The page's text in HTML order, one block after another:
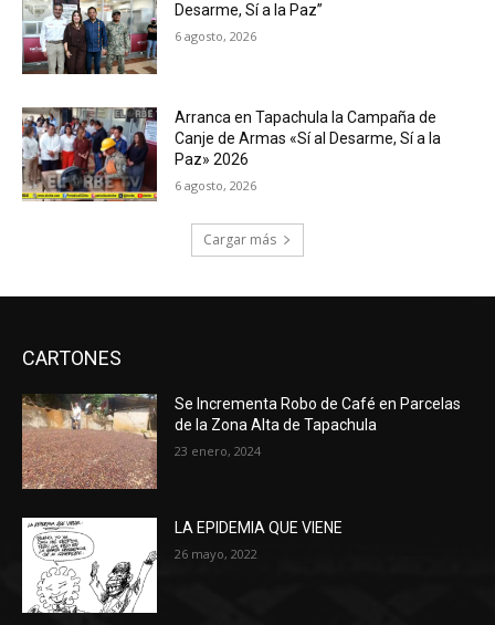
Desarme, Sí a la Paz”
6 agosto, 2026
Arranca en Tapachula la Campaña de
Canje de Armas «Sí al Desarme, Sí a la
Paz» 2026
6 agosto, 2026
Cargar más
CARTONES
Se Incrementa Robo de Café en Parcelas
de la Zona Alta de Tapachula
23 enero, 2024
LA EPIDEMIA QUE VIENE
26 mayo, 2022